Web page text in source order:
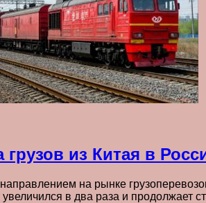
грузов из Китая в
на рынке
в два раза и продолжает